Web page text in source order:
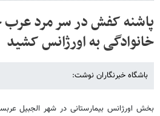
پاشنه کفش در سر مرد عرب
خانوادگی به اورژانس کشید
باشگاه خبرنگاران نوشت:
بخش اورژانس بیمارستانی در شهر الجبیل